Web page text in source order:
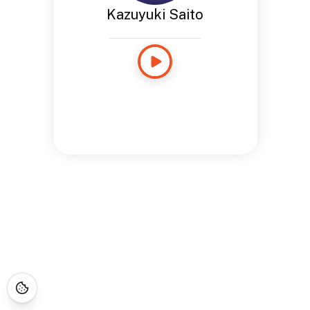
Kazuyuki Saito